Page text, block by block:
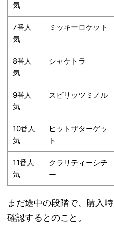
気
7番人
気
ミッキーロケット
8番人
気
シャケトラ
9番人
気
スピリッツミノル
10番人
気
ヒットザターゲッ
ト
11番人
気
クラリティーシチ
ー
まだ途中の段階で、購入
確認するとのこと。